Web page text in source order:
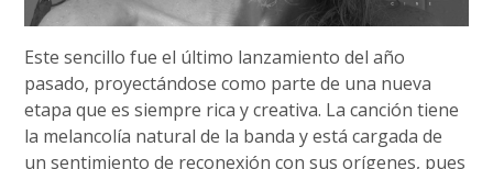
Este sencillo fue el último lanzamiento del año
pasado, proyectándose como parte de una nueva
etapa que es siempre rica y creativa. La canción tiene
la melancolía natural de la banda y está cargada de
un sentimiento de reconexión con sus orígenes, pues